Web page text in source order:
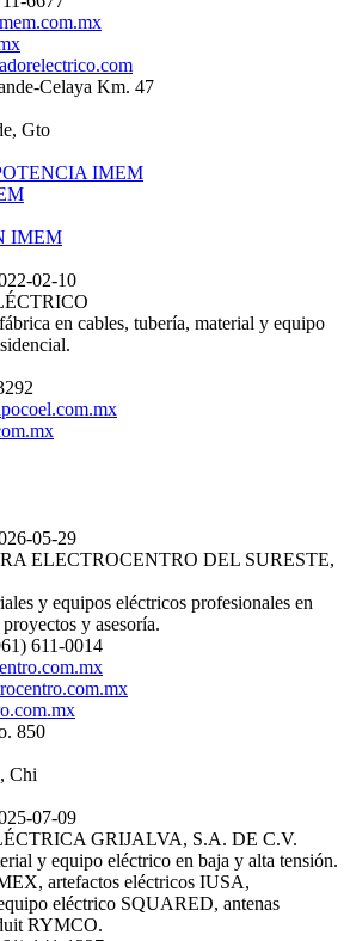
Celaya Km. 47
Gto
IMEM
IMEM
02-10
en cables, tubería, material y equipo
05-29
ELECTROCENTRO DEL SURESTE,
y equipos eléctricos profesionales en
y asesoría.
611-0014
850
Chi
07-09
GRIJALVA, S.A. DE C.V.
y equipo eléctrico en baja y alta tensión.
artefactos eléctricos IUSA,
eléctrico SQUARED, antenas
RYMCO.